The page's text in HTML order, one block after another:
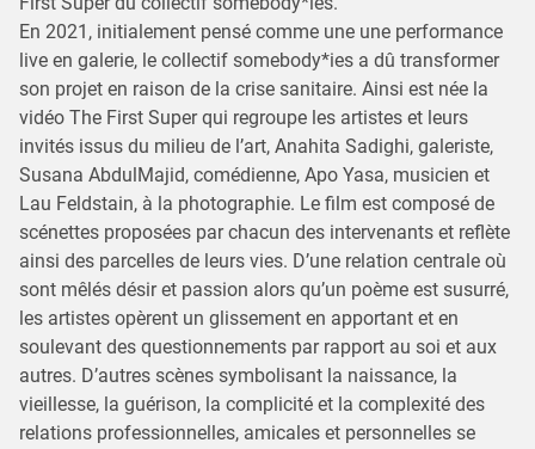
En 2021, initialement pensé comme une une performance
live en galerie, le collectif somebody*ies a dû transformer
son projet en raison de la crise sanitaire. Ainsi est née la
vidéo The First Super qui regroupe les artistes et leurs
invités issus du milieu de l’art, Anahita Sadighi, galeriste,
Susana AbdulMajid, comédienne, Apo Yasa, musicien et
Lau Feldstain, à la photographie. Le film est composé de
scénettes proposées par chacun des intervenants et reflète
ainsi des parcelles de leurs vies. D’une relation centrale où
sont mêlés désir et passion alors qu’un poème est susurré,
les artistes opèrent un glissement en apportant et en
soulevant des questionnements par rapport au soi et aux
autres. D’autres scènes symbolisant la naissance, la
vieillesse, la guérison, la complicité et la complexité des
relations professionnelles, amicales et personnelles se